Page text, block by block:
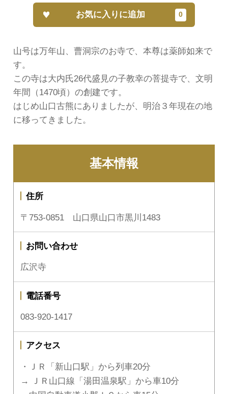
山号は万年山、曹洞宗のお寺で、本尊は薬師如来で
す。
この寺は大内氏26代盛見の子教幸の菩提寺で、文明
年間（1470頃）の創建です。
はじめ山口古熊にありましたが、明治３年現在の地
に移ってきました。
お気に入りに追加
基本情報
住所
〒753-0851 山口県山口市黒川1483
お問い合わせ
広沢寺
電話番号
083-920-1417
アクセス
・ＪＲ「新山口駅」から列車20分
→ ＪＲ山口線「湯田温泉駅」から車10分